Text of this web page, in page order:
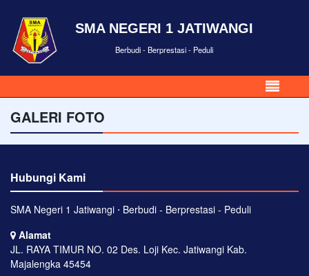
SMA NEGERI 1 JATIWANGI
Berbudi - Berprestasi - Peduli
GALERI FOTO
Hubungi Kami
SMA Negeri 1 Jatiwangi ⋅ Berbudi - Berprestasi - Peduli
Alamat
JL. RAYA TIMUR NO. 02 Des. Loji Kec. Jatiwangi Kab.
Majalengka 45454